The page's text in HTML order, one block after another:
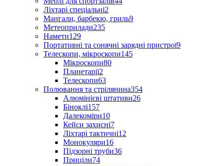
Ліхтарі спеціальні2
Мангали, барбекю, гриль9
Метеоприлади235
Намети129
Портативні та сонячні зарядні пристрої9
Телескопи, мікроскопи145
Мікроскопи80
Планетарії2
Телескопи63
Полювання та стрілянина354
Алюмінієві штативи26
Біноклі157
Далекоміри10
Кейси захисні7
Ліхтарі тактичні12
Монокуляри16
Підзорні труби36
Приціли74